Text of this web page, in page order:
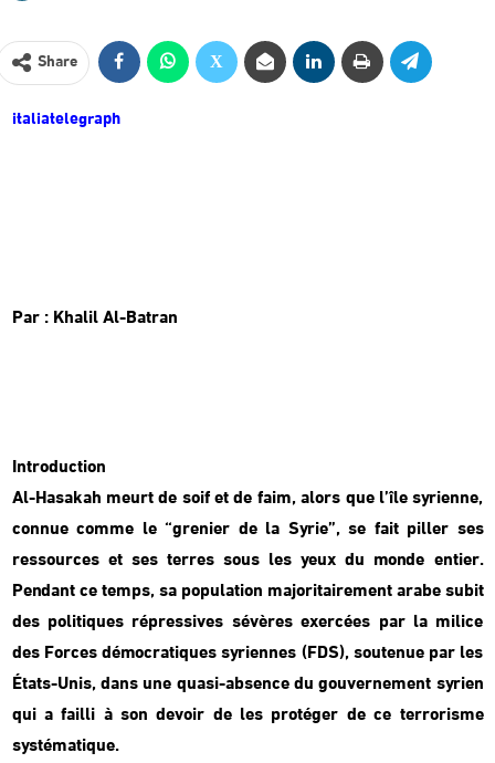
Share
italiatelegraph
Par : Khalil Al-Batran
Introduction
Al-Hasakah meurt de soif et de faim, alors que l’île syrienne,
connue comme le “grenier de la Syrie”, se fait piller ses
ressources et ses terres sous les yeux du monde entier.
Pendant ce temps, sa population majoritairement arabe subit
des politiques répressives sévères exercées par la milice
des Forces démocratiques syriennes (FDS), soutenue par les
États-Unis, dans une quasi-absence du gouvernement syrien
qui a failli à son devoir de les protéger de ce terrorisme
systématique.